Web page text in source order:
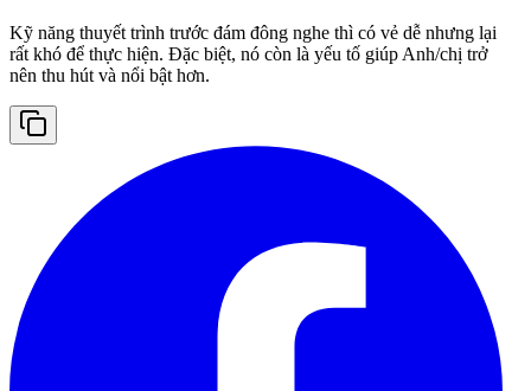
Kỹ năng thuyết trình trước đám đông nghe thì có vẻ dễ nhưng lại
rất khó để thực hiện. Đặc biệt, nó còn là yếu tố giúp Anh/chị trở
nên thu hút và nổi bật hơn.